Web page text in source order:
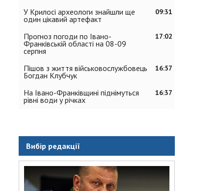
09:31
У Крилосі археологи знайшли ще
один цікавий артефакт
17:02
Прогноз погоди по Івано-
Франківській області на 08-09
серпня
16:57
Пішов з життя військовослужбовець
Богдан Клубчук
16:37
На Івано-Франківщині піднімуться
рівні води у річках
Вибір редакції